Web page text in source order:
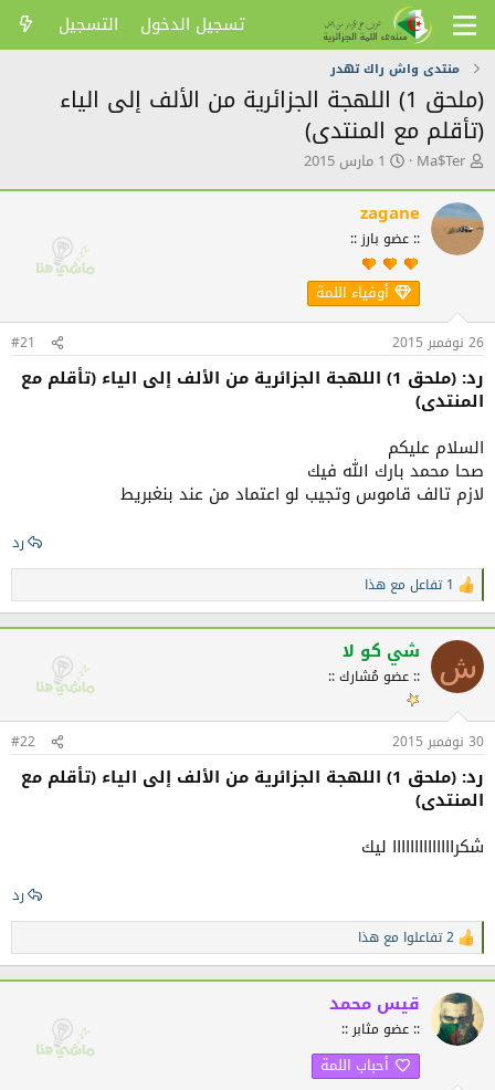
تسجيل الدخول التسجيل
منتدى واش راك تهدر
(ملحق 1) اللهجة الجزائرية من الألف إلى الياء
(تأقلم مع المنتدى)
ك
ت
ب
ا
ل
ض
و
ع
Ma$Ter ت
ر
ي
خ
ا
ل
ن
ش
1 مارس 2015
zagane
:: عضو بارز ::
أوفياء اللمة
26 نوفمبر 2015 #21
رد: (ملحق 1) اللهجة الجزائرية من الألف إلى الياء (تأقلم مع
المنتدى)
السلام عليكم
صحا محمد بارك الله فيك
لازم تالف قاموس وتجيب لو اعتماد من عند بنغبريط
رد
ا
ل
ت
ف
ا
ع
ا
ت
:
1 تفاعل مع هذا
ش شي كو لا
:: عضو مُشارك ::
30 نوفمبر 2015 #22
رد: (ملحق 1) اللهجة الجزائرية من الألف إلى الياء (تأقلم مع
المنتدى)
شكراااااااااااااا ليك
رد
ا
ل
ت
ف
ا
ع
2 تفاعلوا مع هذا
قيس محمد
:: عضو مثابر ::
أحباب اللمة